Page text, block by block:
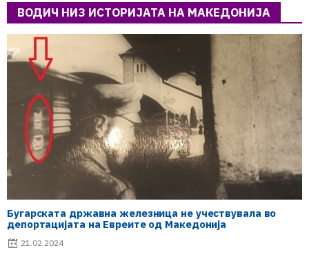
ВОДИЧ НИЗ ИСТОРИЈАТА НА МАКЕДОНИЈА
Бугарската државна железница не учествувала во
депортацијата на Евреите од Македонија
21.02.2024